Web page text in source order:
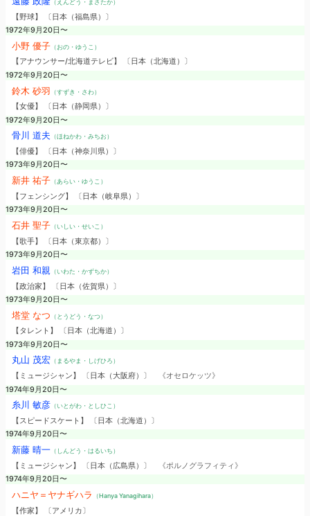
（えんどう・まさたか）
【野球】 〔日本（福島県）〕
1972年9月20日〜
小野 優子（おの・ゆうこ）
【アナウンサー/北海道テレビ】 〔日本（北海道）〕
1972年9月20日〜
鈴木 砂羽 （すずき・さわ）
【女優】 〔日本（静岡県）〕
1972年9月20日〜
骨川 道夫 （ほねかわ・みちお）
【俳優】 〔日本（神奈川県）〕
1973年9月20日〜
新井 祐子（あらい・ゆうこ）
【フェンシング】 〔日本（岐阜県）〕
1973年9月20日〜
石井 聖子（いしい・せいこ）
【歌手】 〔日本（東京都）〕
1973年9月20日〜
岩田 和親 （いわた・かずちか）
【政治家】 〔日本（佐賀県）〕
1973年9月20日〜
塔堂 なつ （とうどう・なつ）
【タレント】 〔日本（北海道）〕
1973年9月20日〜
丸山 茂宏（まるやま・しげひろ）
【ミュージシャン】 〔日本（大阪府）〕
《オセロケッツ》
1974年9月20日〜
糸川 敏彦（いとがわ・としひこ）
【スピードスケート】 〔日本（北海道）〕
1974年9月20日〜
新藤 晴一（しんどう・はるいち）
【ミュージシャン】 〔日本（広島県）〕
《ポルノグラフィティ》
1974年9月20日〜
ハニヤ＝ヤナギハラ （Hanya Yanagihara）
【作家】 〔アメリカ〕